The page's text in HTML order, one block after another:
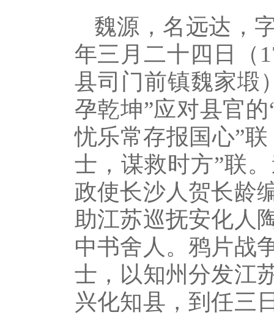
魏源，名远达，
年三月二十四日（
县司门前镇魏家塅
孕乾坤”应对县官
忧乐常存报国心”
士，谋救时方”联
政使长沙人贺长龄
助江苏巡抚安化人
中书舍人。鸦片战
士，以知州分发江
兴化知县，到任三